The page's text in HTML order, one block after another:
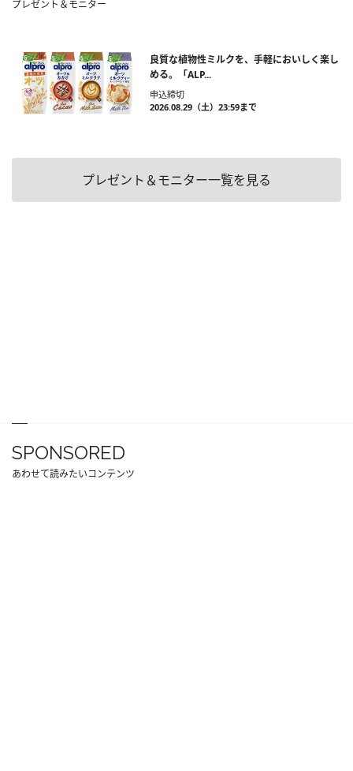
プレゼント＆モニター
良質な植物性ミルクを、手軽においしく楽し
める。「ALP...
申込締切
2026.08.29（土）23:59まで
プレゼント＆モニター一覧を見る
SPONSORED
あわせて読みたいコンテンツ